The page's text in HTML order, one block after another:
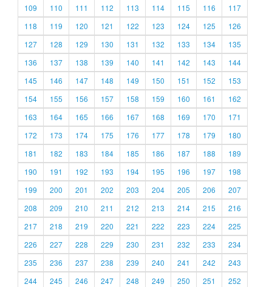
109
110 111 112 113 114 115 116
117
118
119 120 121 122 123 124 125
126
127
128 129 130 131 132 133 134
135
136
137 138 139 140 141 142 143
144
145
146 147 148 149 150 151 152
153
154
155 156 157 158 159 160 161
162
163
164 165 166 167 168 169 170
171
172
173 174 175 176 177 178 179
180
181
182 183 184 185 186 187 188
189
190
191 192 193 194 195 196 197
198
199
200 201 202 203 204 205 206
207
208
209 210 211 212 213 214 215
216
217
218 219 220 221 222 223 224
225
226
227 228 229 230 231 232 233
234
235
236 237 238 239 240 241 242
243
244
245 246 247 248 249 250 251 252